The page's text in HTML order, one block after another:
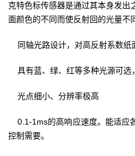
克特色标传感器是通过其本身发出
面颜色的不同而使反射回的光量不
同轴光路设计，对高反射系数纸
具有蓝、绿、红等多种光源可选
光点细小、分辨率极高
0.1-1ms的高响应速度。能适应
控制需要。